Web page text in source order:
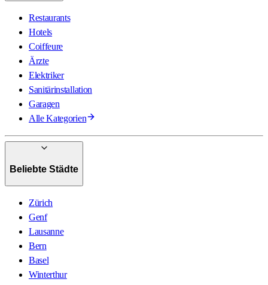
Restaurants
Hotels
Coiffeure
Ärzte
Elektriker
Sanitärinstallation
Garagen
Alle Kategorien
Beliebte Städte
Zürich
Genf
Lausanne
Bern
Basel
Winterthur